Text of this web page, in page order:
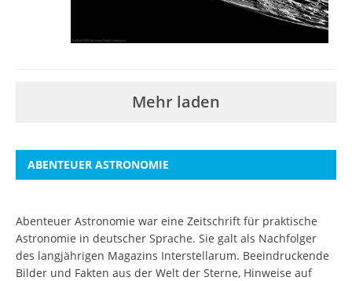
Mehr laden
ABENTEUER ASTRONOMIE
Abenteuer Astronomie war eine Zeitschrift für praktische
Astronomie in deutscher Sprache. Sie galt als Nachfolger
des langjährigen Magazins Interstellarum. Beeindruckende
Bilder und Fakten aus der Welt der Sterne, Hinweise auf